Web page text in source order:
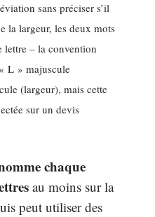
sans préciser s’il
la largeur, les deux mots
lettre – la convention
L » majuscule
(largeur), mais cette
sur un devis
chaque
au moins sur la
peut utiliser des